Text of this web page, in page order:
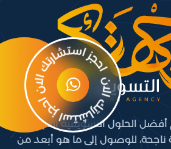
الحلول التسويقية المبتكرة،
ناجحة، للوصول إلى ما هو أبعد من